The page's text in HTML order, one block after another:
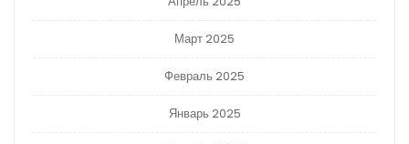
Март 2025
Февраль 2025
Январь 2025